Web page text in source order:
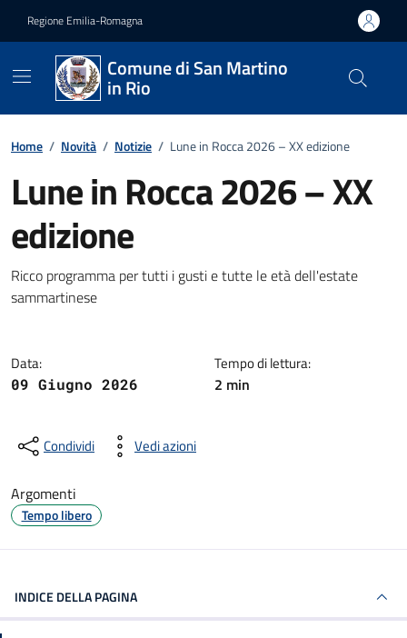
Regione Emilia-Romagna
Comune di San Martino
in Rio
Home / Novità / Notizie / Lune in Rocca 2026 – XX edizione
Lune in Rocca 2026 – XX
edizione
Dettagli della notizia
Ricco programma per tutti i gusti e tutte le età dell'estate
sammartinese
Data:
09 Giugno 2026
Tempo di lettura:
2 min
Condividi Vedi azioni
Argomenti
Tempo libero
INDICE DELLA PAGINA